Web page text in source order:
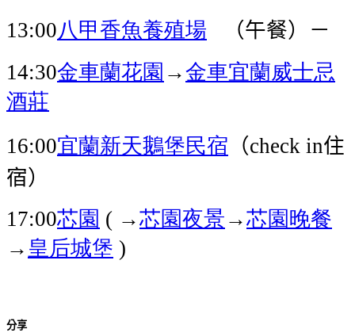
13:00八甲香魚養殖場 （午餐）－
14:30金車蘭花園→金車宜蘭威士忌
酒莊
16:00宜蘭新天鵝堡民宿 （check in住
宿）
17:00芯園 ( →芯園夜景→芯園晚餐
→皇后城堡 )
分享